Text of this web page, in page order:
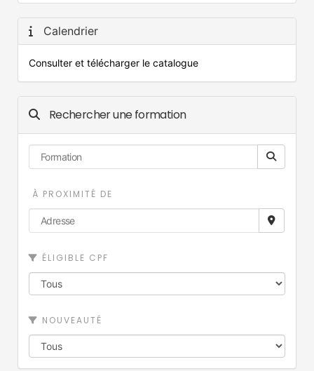
Calendrier
Consulter et télécharger le catalogue
Rechercher une formation
À PROXIMITÉ DE
ÉLIGIBLE CPF
NOUVEAUTÉ